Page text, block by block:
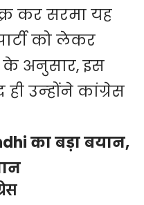
कर सरमा यह
को लेकर
के अनुसार, इस
उन्‍होंने कांग्रेस
का बड़ा बयान,